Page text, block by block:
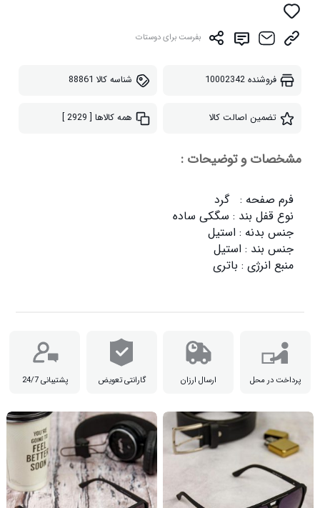
بفرست برای دوستات
فروشنده10002342 شناسه کالا 88861
تضمین اصالت کالا همه کالاها [ 2929 ]
مشخصات و توضیحات :
پرداخت در محل ارسال ارزان گارانتی تعویض پشتیبانی 24/7